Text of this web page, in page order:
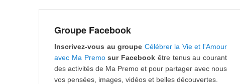
Groupe Facebook
Inscrivez-vous au groupe Célébrer la Vie et l'Amour
avec Ma Premosur Facebook être tenus au courant
des activités de Ma Premo et pour partager avec nous
vos pensées, images, vidéos et belles découvertes.